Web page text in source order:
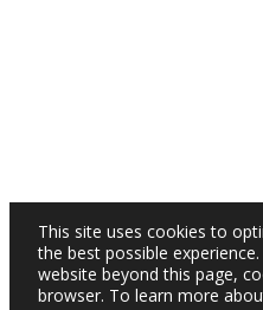
This site uses cookies to
the best possible
website beyond this page,
browser. To learn more